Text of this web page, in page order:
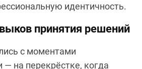
идентичность.
принятия решений
с моментами
— на перекрёстке, когда